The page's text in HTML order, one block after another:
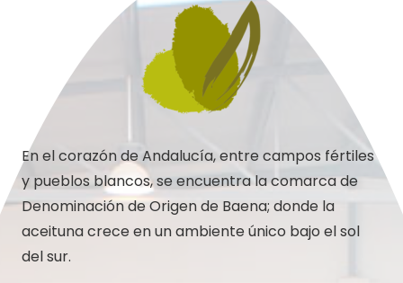
En el corazón de Andalucía, entre campos fértiles
y pueblos blancos, se encuentra la comarca de
Denominación de Origen de Baena; donde la
aceituna crece en un ambiente único bajo el sol
del sur.